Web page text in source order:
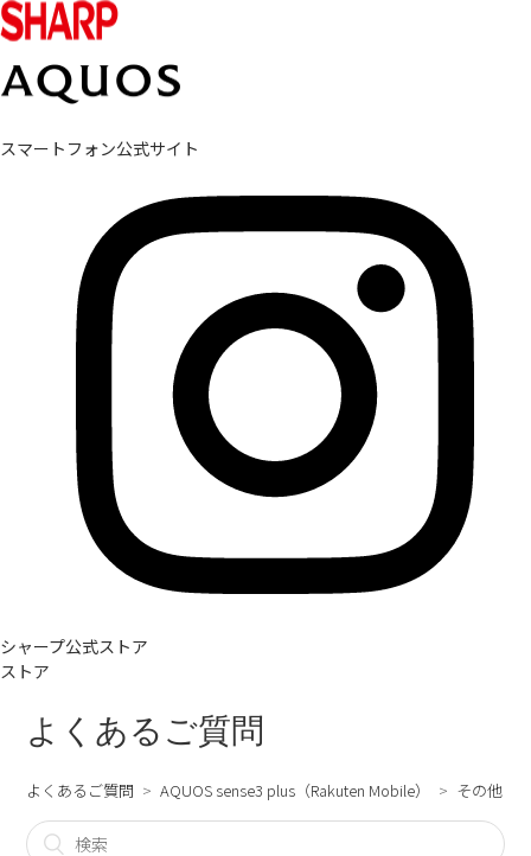
スマートフォン公式サイト
シャープ公式ストア
ストア
よくあるご質問
よくあるご質問 AQUOS sense3 plus（Rakuten Mobile） その他